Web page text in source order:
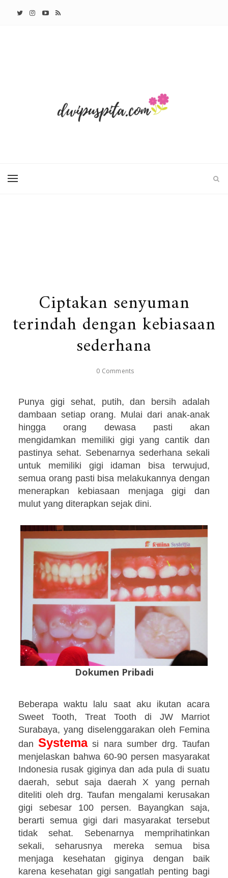
Ciptakan senyuman
terindah dengan kebiasaan
sederhana
0 Comments
Punya gigi sehat, putih, dan bersih adalah
dambaan setiap orang. Mulai dari anak-anak
hingga orang dewasa pasti akan
mengidamkan memiliki gigi yang cantik dan
pastinya sehat. Sebenarnya sederhana sekali
untuk memiliki gigi idaman bisa terwujud,
semua orang pasti bisa melakukannya dengan
menerapkan kebiasaan menjaga gigi dan
mulut yang diterapkan sejak dini.
Dokumen Pribadi
Beberapa waktu lalu saat aku ikutan acara
Sweet Tooth, Treat Tooth di JW Marriot
Surabaya, yang diselenggarakan oleh Femina
danSystemasi nara sumber drg. Taufan
menjelaskan bahwa 60-90 persen masyarakat
Indonesia rusak giginya dan ada pula di suatu
daerah, sebut saja daerah X yang pernah
diteliti oleh drg. Taufan mengalami kerusakan
gigi sebesar 100 persen. Bayangkan saja,
berarti semua gigi dari masyarakat tersebut
tidak sehat. Sebenarnya memprihatinkan
sekali, seharusnya mereka semua bisa
menjaga kesehatan giginya dengan baik
karena kesehatan gigi sangatlah penting bagi